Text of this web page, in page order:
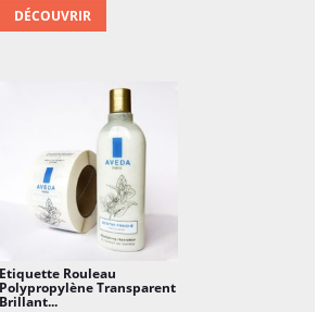
DÉCOUVRIR
Etiquette Rouleau
Polypropylène Transparent
Brillant...